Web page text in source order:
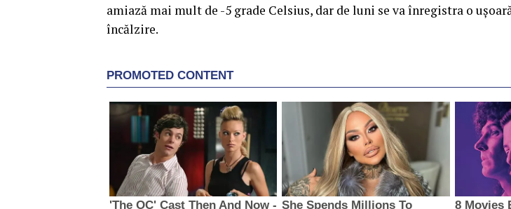
amiază mai mult de -5 grade Celsius, dar de luni se va înregistra o
încălzire.